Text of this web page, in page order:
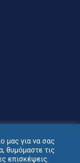
μας για να σας
θυμόμαστε τις
επισκέψεις.